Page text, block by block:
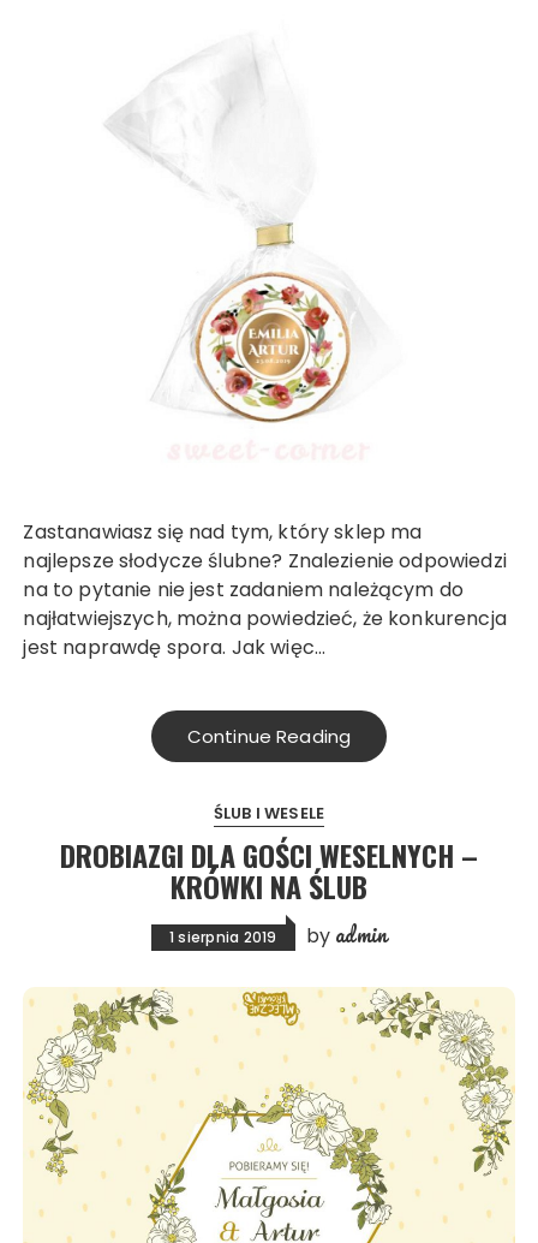
Zastanawiasz się nad tym, który sklep ma
najlepsze słodycze ślubne? Znalezienie odpowiedzi
na to pytanie nie jest zadaniem należącym do
najłatwiejszych, można powiedzieć, że konkurencja
jest naprawdę spora. Jak więc…
Continue Reading
ŚLUB I WESELE
DROBIAZGI DLA GOŚCI WESELNYCH –
KRÓWKI NA ŚLUB
1 sierpnia 2019 by admin